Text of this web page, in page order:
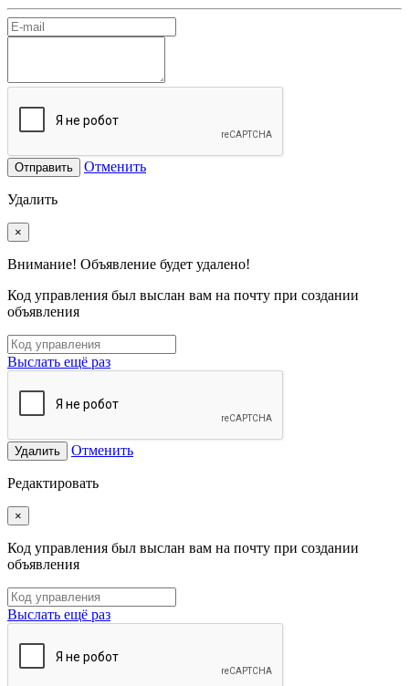
Отправить Отменить
Удалить
×
Внимание! Объявление будет удалено!
Код управления был выслан вам на почту при создании
объявления
Выслать ещё раз
Удалить Отменить
Редактировать
×
Код управления был выслан вам на почту при создании
объявления
Выслать ещё раз